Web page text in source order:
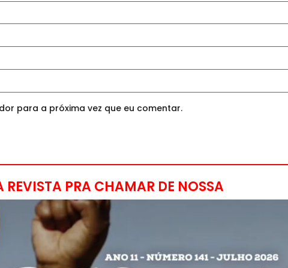
para a próxima vez que eu comentar.
REVISTA PRA CHAMAR DE NOSSA